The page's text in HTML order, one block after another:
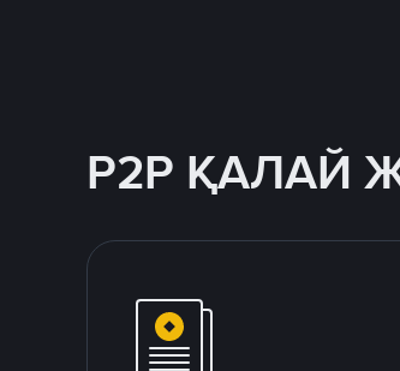
P2P ҚАЛАЙ